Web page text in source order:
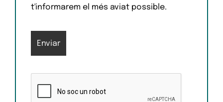
t'informarem el més aviat possible.